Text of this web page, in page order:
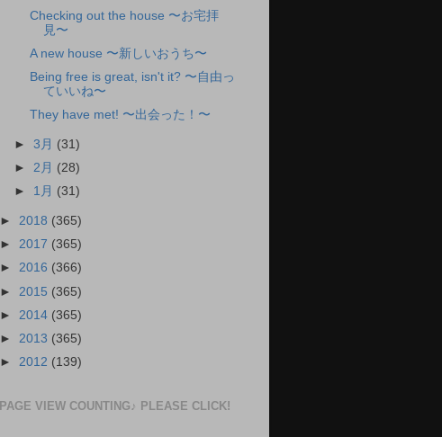
Checking out the house 〜お宅拝
見〜
A new house 〜新しいおうち〜
Being free is great, isn't it? 〜自由っ
ていいね〜
They have met! 〜出会った！〜
►3月 (31)
►2月 (28)
► 1月 (31)
► 2018 (365)
► 2017 (365)
► 2016 (366)
► 2015 (365)
► 2014 (365)
► 2013 (365)
► 2012 (139)
PAGE VIEW COUNTING♪ PLEASE CLICK!